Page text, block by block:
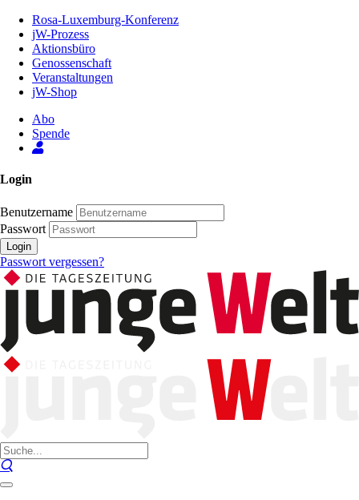
Inhalt
Seite
Rosa-Luxemburg-Konferenz
jW-Prozess
Aktionsbüro
Genossenschaft
Veranstaltungen
jW-Shop
Abo
Spende
Login
Benutzername
Passwort
Login
Passwort vergessen?